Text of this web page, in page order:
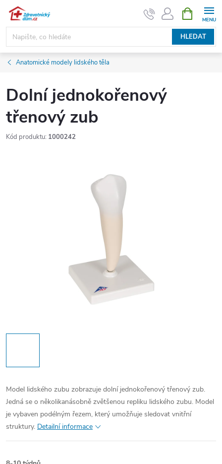
Přejít
obsah
HLEDAT
NÁKUPNÍ
KOŠÍK
Anatomické modely lidského těla
Dolní jednokořenový
třenový zub
Kód produktu: 1000242
Model lidského zubu zobrazuje dolní jednokořenový třenový zub.
Jedná se o několikanásobně zvětšenou repliku lidského zubu. Model
je vybaven podélným řezem, který umožňuje sledovat vnitřní
struktury. Detailní informace